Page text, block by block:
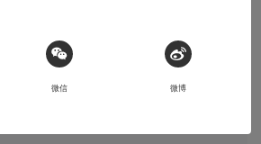
微信 微博